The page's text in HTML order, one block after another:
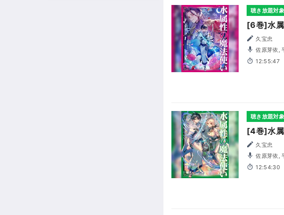
聴き放題対象
[6巻]水
久宝忠
佐原芽依,
12:55:47
聴き放題対象
[4巻]水
久宝忠
佐原芽依,
12:54:30